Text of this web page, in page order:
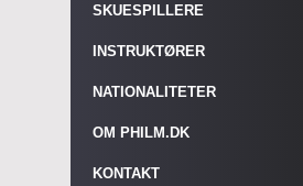
SKUESPILLERE
INSTRUKTØRER
NATIONALITETER
OM PHILM.DK
KONTAKT